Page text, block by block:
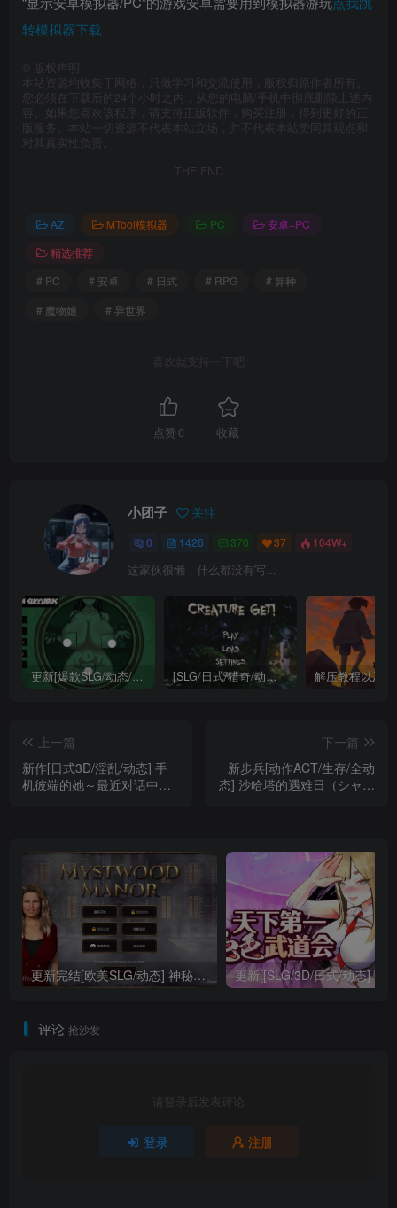
转模拟器下载
版权声明
本站资源均收集于网络，只做学习和交流使用，版权归原作者所有。
您必须在下载后的24个小时之内，从您的电脑/手机中彻底删除上述内
容。如果您喜欢该程序，请支持正版软件，购买注册，得到更好的正
版服务。本站一切资源不代表本站立场，并不代表本站赞同其观点和
对其真实性负责。
THE END
AZ MTool模拟器 PC
安卓+PC
精选推荐
# PC
# 安卓 # 日式 # RPG
# 异种
# 魔物娘
# 异世界
喜欢就支持一下吧
点赞 0 收藏
小团子 关注
0 1426 370 37 104W+
这家伙很懒，什么都没有写...
更新[爆款SLG/动态/互动/巨乳] 不是魅魔/H版寻找伪人（Not a Succubus）Ch.2 v1.1 精翻汉化步兵 【安卓/PC-3.25G】 [SLG/日式/猎奇/动态] 异种注意：捕获未知生物！（Creature Get! ）精翻汉化步兵版 【安卓/PC-1.74G】 解压教程以及
上一篇
新作[日式3D/淫乱/动态] 手
机彼端的她～最近对话中她
おかしい…～）v1.0.2 机翻
版+存档 【PC-3.43G】
下一篇
新步兵[动作ACT/生存/全动
态] 沙哈塔的遇难日（シャハ
更新完结[欧美SLG/动态] 神秘庄园v1.1.2完结 官中版 【PC-1.59G】
评论 抢沙发
请登录后发表评论
登录 注册